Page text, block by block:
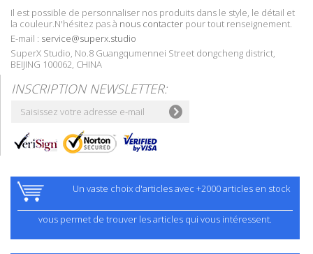
Il est possible de personnaliser nos produits dans le style, le détail et
la couleur.N'hésitez pas à nous contacter pour tout renseignement.
E-mail : service@superx.studio
SuperX Studio, No.8 Guangqumennei Street dongcheng district,
BEIJING 100062, CHINA
INSCRIPTION NEWSLETTER:
Un vaste choix d'articles avec +2000 articles en stock
vous permet de trouver les articles qui vous intéressent.